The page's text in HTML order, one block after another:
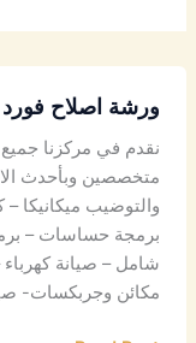
ورشة اصلاح
نقدم في مركزنا
متخصصين وبأحدث
والتوضيب ميكانيكا
برمجة حساسات –
شامل – صيانة
مكائن وجربكسات-